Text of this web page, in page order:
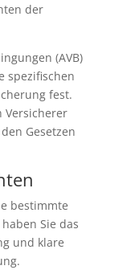
der
(AVB)
spezifischen
fest.
Versicherer
Gesetzen
bestimmte
Sie das
und klare